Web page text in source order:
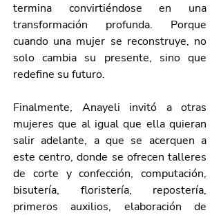
termina convirtiéndose en una
transformación profunda. Porque
cuando una mujer se reconstruye, no
solo cambia su presente, sino que
redefine su futuro.
Finalmente, Anayeli invitó a otras
mujeres que al igual que ella quieran
salir adelante, a que se acerquen a
este centro, donde se ofrecen talleres
de corte y confección, computación,
bisutería, floristería, repostería,
primeros auxilios, elaboración de